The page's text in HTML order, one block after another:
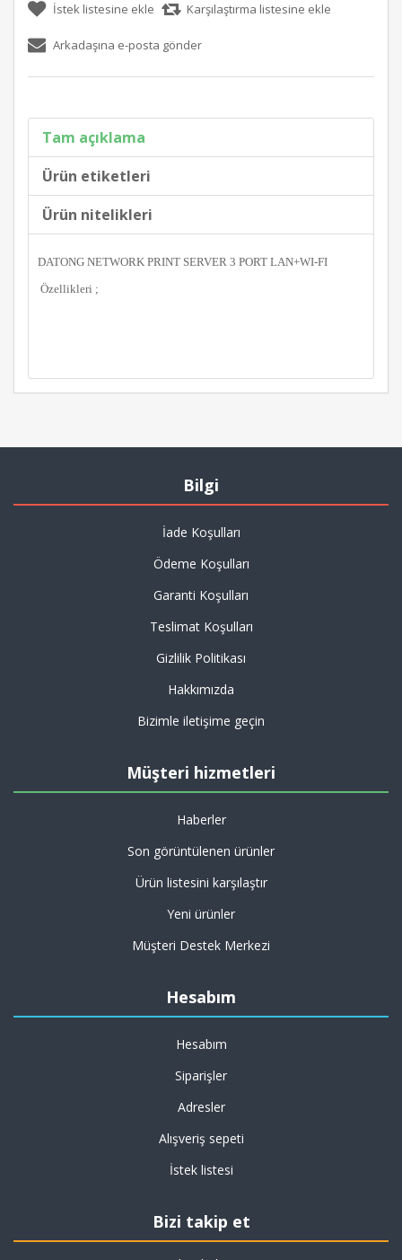
İstek listesine ekle Karşılaştırma listesine ekle
Arkadaşına e-posta gönder
Tam açıklama
Ürün etiketleri
Ürün nitelikleri
DATONG NETWORK PRINT SERVER 3 PORT LAN+WI-FI
Özellikleri ;
Bilgi
İade Koşulları
Ödeme Koşulları
Garanti Koşulları
Teslimat Koşulları
Gizlilik Politikası
Hakkımızda
Bizimle iletişime geçin
Müşteri hizmetleri
Haberler
Son görüntülenen ürünler
Ürün listesini karşılaştır
Yeni ürünler
Müşteri Destek Merkezi
Hesabım
Hesabım
Siparişler
Adresler
Alışveriş sepeti
İstek listesi
Bizi takip et